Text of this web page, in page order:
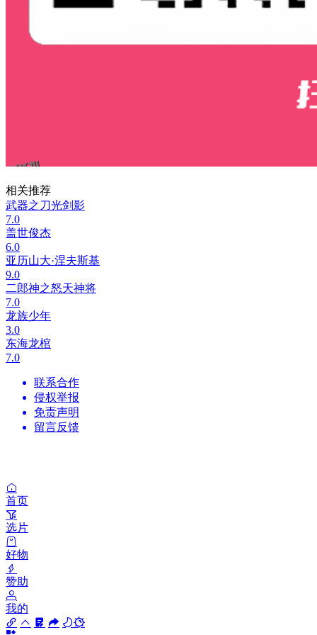
相关推荐
武器之刀光剑影
7.0
盖世俊杰
6.0
亚历山大·涅夫斯基
9.0
二郎神之怒天神将
7.0
龙族少年
3.0
东海龙棺
7.0
联系合作
侵权举报
免责声明
留言反馈
首页
选片
好物
赞助
我的